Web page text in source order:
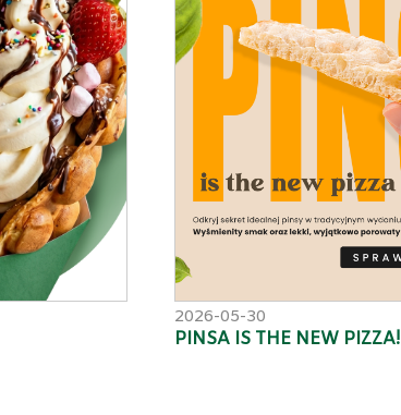
PINSA IS THE NEW PIZZA!
2026-05-30